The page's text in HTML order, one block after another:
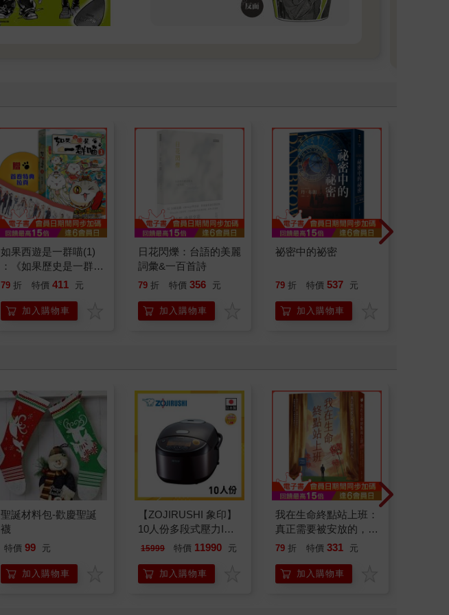
如果西遊是一群喵(1)
：《如果歷史是一群
喵》作者最新力作，附
79 折 特價 411 元
加入購物車
日花閃爍：台語的美麗
詞彙&一百首詩
79 折 特價 356 元
加入購物車
祕密中的祕密
79 折 特價 537 元
加入購物車
聖誕材料包-歡慶聖誕
襪
特價 99 元
加入購物車
【ZOJIRUSHI 象印】
10人份多段式壓力IH
微電腦電子鍋(NP-
15999 特價 11990 元
加入購物車
我在生命終點站上班：
真正需要被安放的，其
實是留下來的人
79 折 特價 331 元
加入購物車